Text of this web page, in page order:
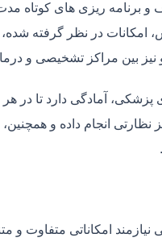
ریزی های کوتاه مدت
امکانات در نظر گرفته
نیز بین مراکز تشخیصی و
پزشکی، آمادگی دارد تا در
انجام داده و
نیازمند امکاناتی متفاوت و